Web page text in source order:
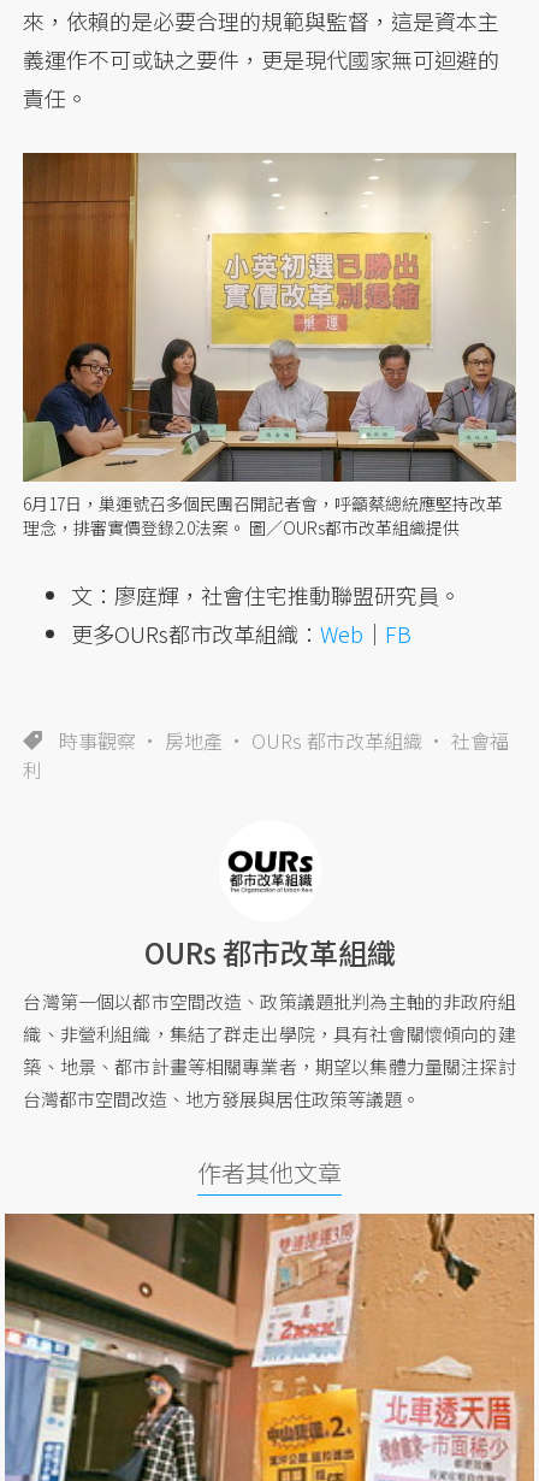
來，依賴的是必要合理的規範與監督，這是資本主
義運作不可或缺之要件，更是現代國家無可迴避的
責任。
6月17日，巢運號召多個民團召開記者會，呼籲蔡總統應堅持改革
理念，排審實價登錄2.0法案。 圖／OURs都市改革組織提供
文：廖庭輝，社會住宅推動聯盟研究員。
更多OURs都市改革組織：Web ｜ FB
時事觀察 房地產 OURs 都市改革組織
社會福
利
OURs 都市改革組織
台灣第一個以都市空間改造、政策議題批判為主軸的非政府組
織、非營利組織，集結了群走出學院，具有社會關懷傾向的建
築、地景、都市計畫等相關專業者，期望以集體力量關注探討
台灣都市空間改造、地方發展與居住政策等議題。
作者其他文章